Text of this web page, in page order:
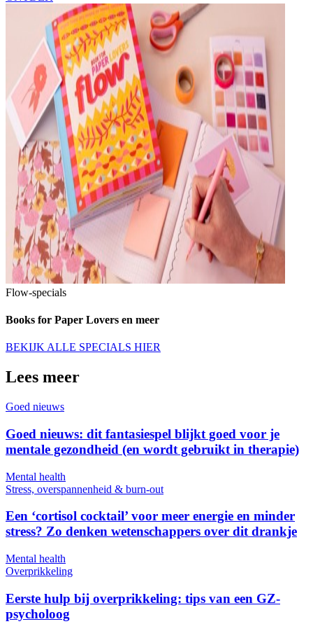
Flow-specials
Books for Paper Lovers en meer
BEKIJK ALLE SPECIALS HIER
Lees meer
Goed nieuws
Goed nieuws: dit fantasiespel blijkt goed voor je
mentale gezondheid (en wordt gebruikt in therapie)
Mental health
Stress, overspannenheid & burn-out
Een ‘cortisol cocktail’ voor meer energie en minder
stress? Zo denken wetenschappers over dit drankje
Mental health
Overprikkeling
Eerste hulp bij overprikkeling: tips van een GZ-
psycholoog